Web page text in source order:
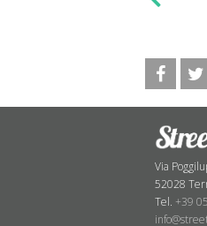
Via
52028
Tel. +39